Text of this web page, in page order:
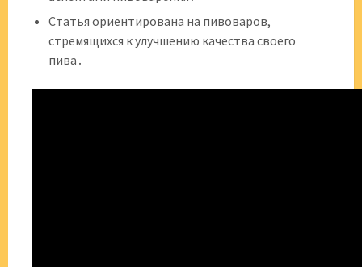
Статья ориентирована на пивоваров,
стремящихся к улучшению качества своего
пива․